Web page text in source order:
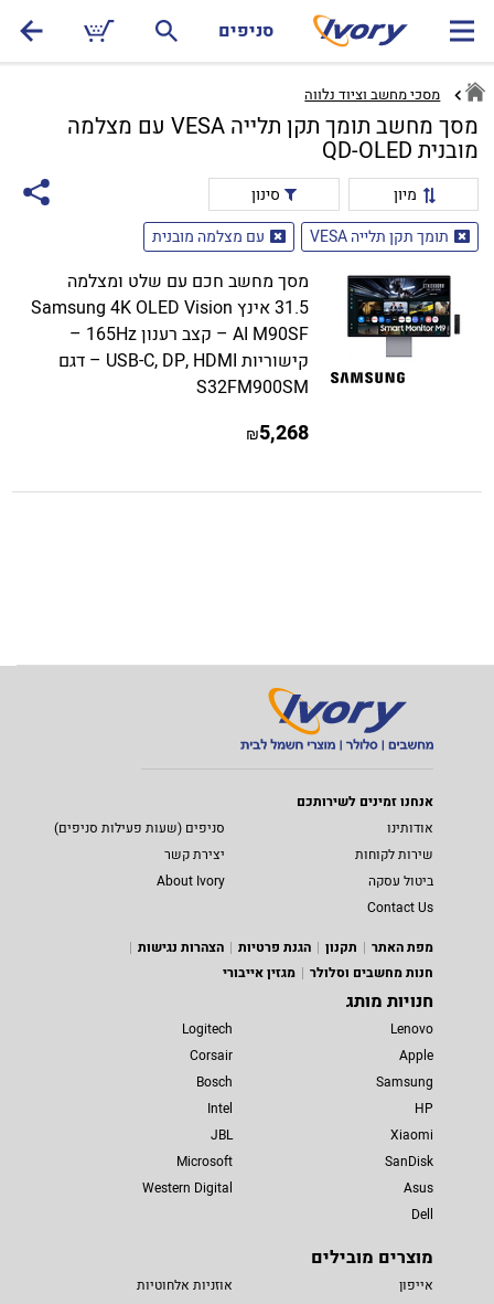
סניפים
מסכי מחשב וציוד נלווה
מסך מחשב תומך תקן תלייה VESA עם מצלמה
מובנית QD-OLED
מיון
סינון
תומך תקן תלייה VESA
עם מצלמה מובנית
מסך מחשב חכם עם שלט ומצלמה
31.5 אינץ Samsung 4K OLED Vision
AI M90SF – קצב רענון 165Hz –
קישוריות USB-C, DP, HDMI – דגם
S32FM900SM
5,268
₪
אנחנו זמינים לשירותכם
אודותינו
סניפים (שעות פעילות סניפים)
שירות לקוחות
יצירת קשר
ביטול עסקה
About Ivory
Contact Us
מפת האתר
תקנון הגנת פרטיות
הצהרות נגישות
חנות מחשבים וסלולר
מגזין אייבורי
חנויות מותג
Lenovo
Apple
Samsung
HP
Xiaomi
SanDisk
Asus
Dell
Logitech
Corsair
Bosch
Intel
JBL
Microsoft
Western Digital
מוצרים מובילים
אייפון
אוזניות אלחוטיות